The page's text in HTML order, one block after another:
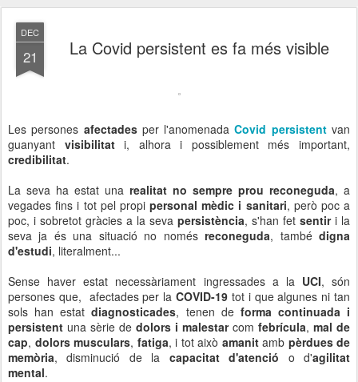
DEC
21 La Covid persistent es fa més visible
Les persones afectadesper l'anomenadaCovid persistentvan
guanyant visibilitati, alhora i possiblement més important,
credibilitat.
La seva ha estat una realitat no sempre prou reconeguda, a
vegades fins i tot pel propipersonal mèdic i sanitari, però poc a
poc, i sobretot gràcies a la seva persistència, s'han fet sentiri la
seva ja és una situació no nomésreconeguda, tambédigna
d'estudi, literalment...
Sense haver estat necessàriament ingressades a la UCI, són
persones que, afectades per la COVID-19 tot i que algunes ni tan
sols han estatdiagnosticades, tenen de forma continuada i
persistent una sèrie de dolors i malestarcom febrícula, mal de
cap, dolors musculars, fatiga, i tot això amanitamb pèrdues de
memòria, disminució de la capacitat d'atenció o d'agilitat
mental.